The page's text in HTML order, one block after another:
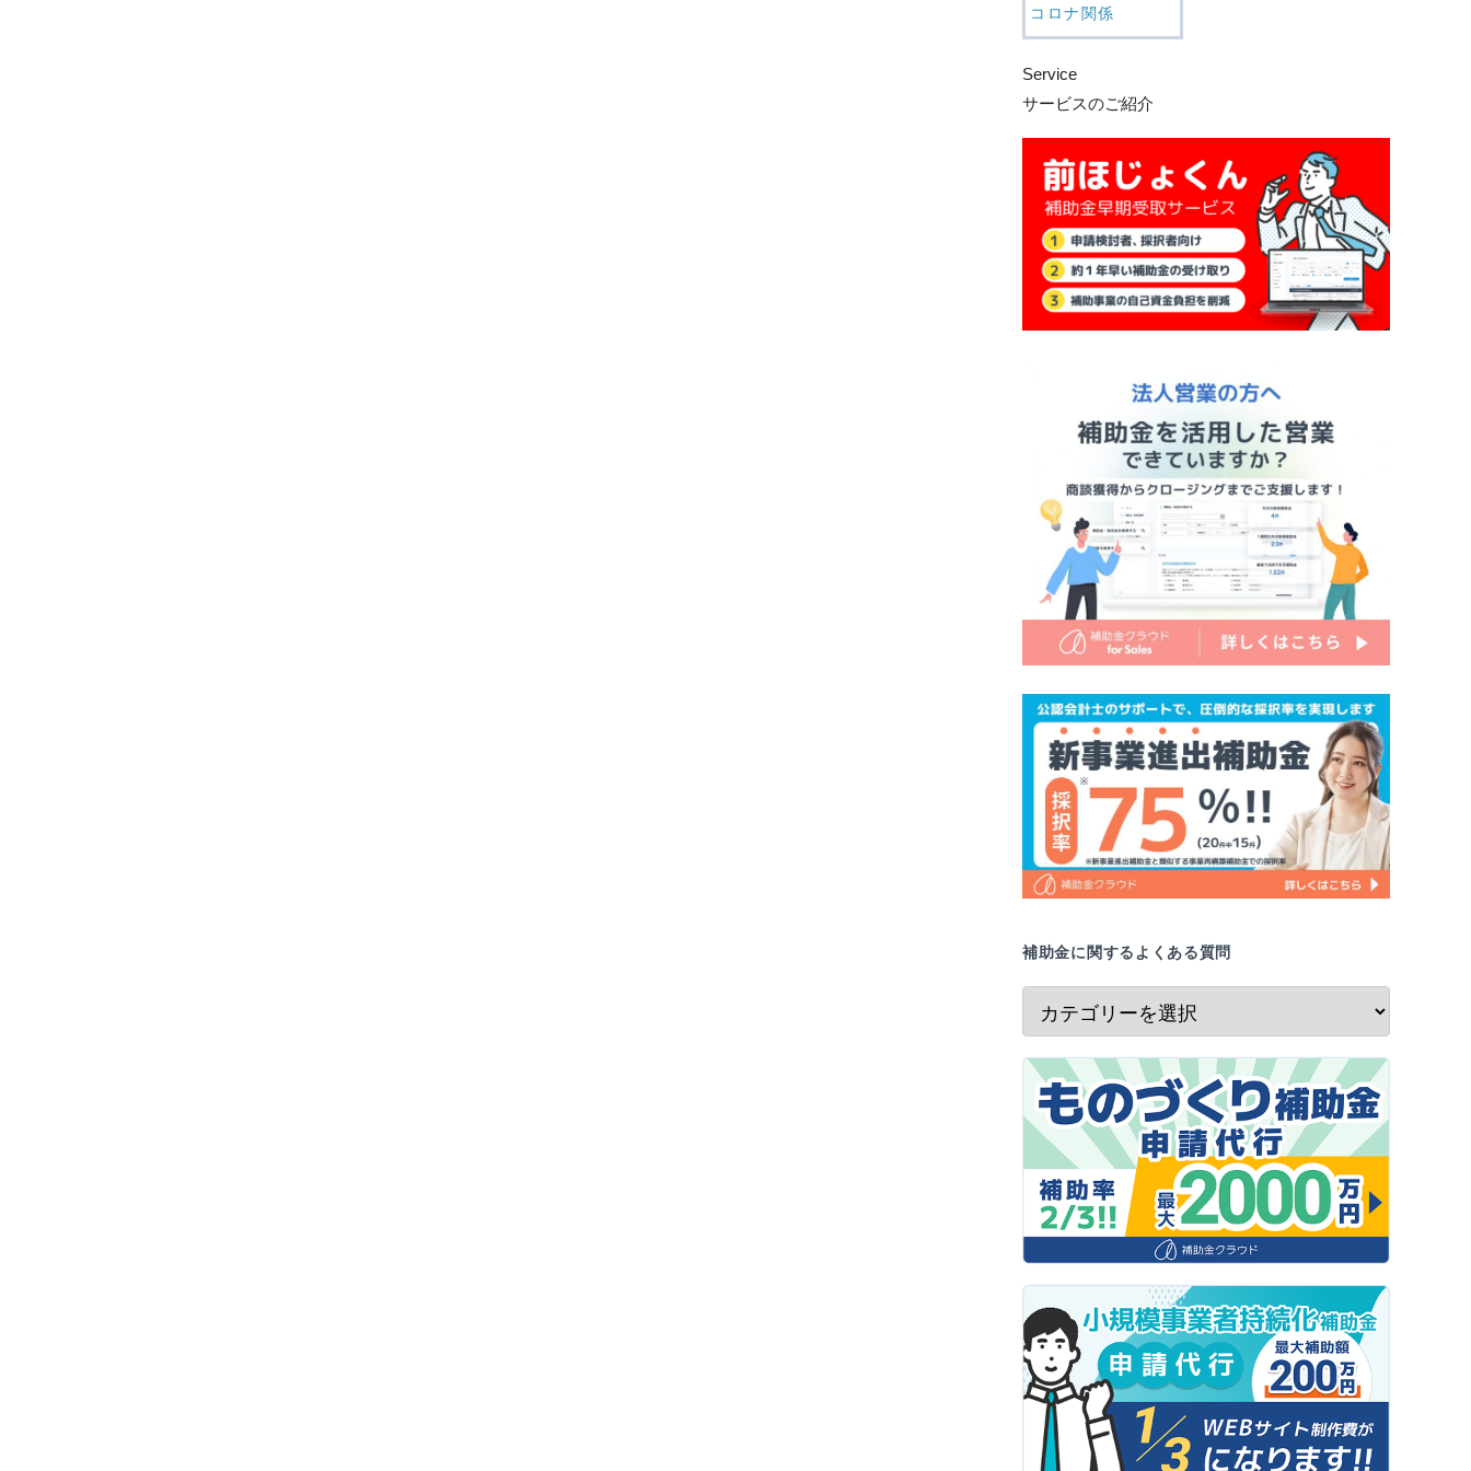
コロナ関係
Service
サービスのご紹介
補助金に関するよくある質問